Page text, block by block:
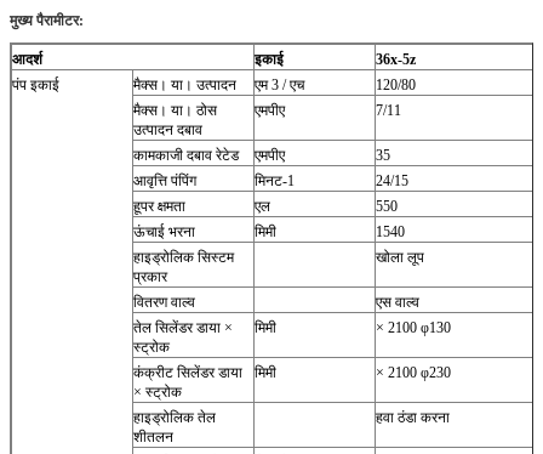
मुख्य पैरामीटर:
आदर्श इकाई
36x-5z
पंप इकाई
मैक्स। या। उत्पादन एम 3 / एच
120/80
मैक्स। या। ठोस
उत्पादन दबाव
एमपीए 7/11
कामकाजी दबाव रेटेड एमपीए
35
आवृत्ति पंपिंग
मिनट-1
24/15
हूपर क्षमता
एल
550
ऊंचाई भरना
मिमी
1540
हाइड्रोलिक सिस्टम
प्रकार
खोला लूप
वितरण वाल्व
एस वाल्व
तेल सिलेंडर डाया ×
स्ट्रोक
मिमी × 2100 φ130
कंक्रीट सिलेंडर डाया
× स्ट्रोक
मिमी × 2100 φ230
हाइड्रोलिक तेल
शीतलन
हवा ठंडा करना